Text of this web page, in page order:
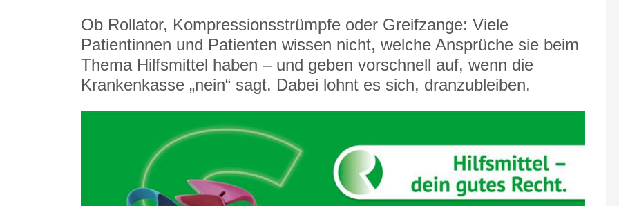
Ob Rollator, Kompressionsstrümpfe oder Greifzange: Viele
Patientinnen und Patienten wissen nicht, welche Ansprüche sie beim
Thema Hilfsmittel haben – und geben vorschnell auf, wenn die
Krankenkasse „nein“ sagt. Dabei lohnt es sich, dranzubleiben.